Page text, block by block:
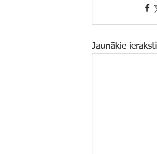
Jaunākie ieraksti